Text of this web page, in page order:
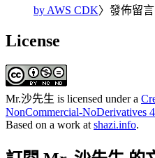
by AWS CDK〉發佈留言
License
Mr.沙先生 is licensed under a
NonCommercial-NoDerivatives
Based on a work at shazi.info.